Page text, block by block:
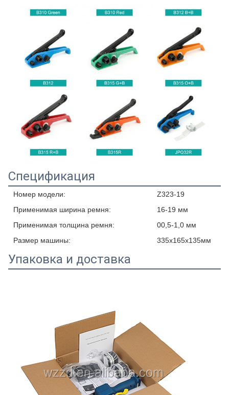
Спецификация
Номер модели:
Z323-19
Применимая ширина ремня:
16-19 мм
Применимая толщина ремня:
00,5-1,0 мм
Размер машины:
335х165х135мм
Упаковка и доставка